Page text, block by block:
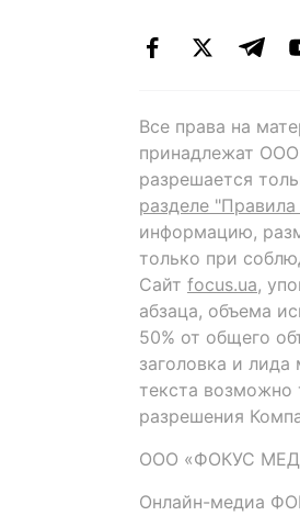
Все права на
принадлежат
разрешается
разделе
информацию,
только при
Сайт focus.ua,
абзаца, объема
50% от общего
заголовка и
текста возможно
разрешения
ООО «ФОКУС
Онлайн-медиа